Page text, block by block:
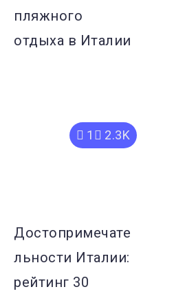
пляжного
отдыха в Италии
1 2.3K
Достопримечате
льности Италии:
рейтинг 30